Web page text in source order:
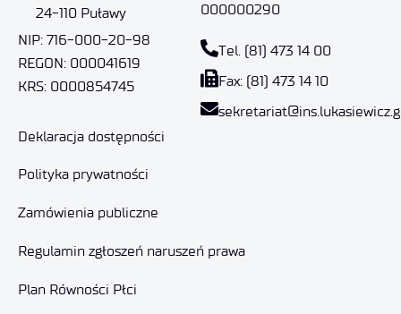
24-110 Puławy
NIP: 716-000-20-98
REGON: 000041619
KRS: 0000854745
000000290
Tel. (81) 473 14 00
Fax: (81) 473 14 10
Deklaracja dostępności
Polityka prywatności
Zamówienia publiczne
Regulamin zgłoszeń naruszeń prawa
Plan Równości Płci